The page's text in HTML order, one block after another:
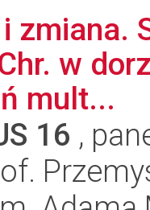
zmiana.
w
mult...
16 ,